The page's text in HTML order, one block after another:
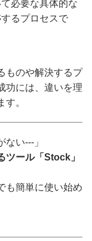
必要な具体的な
るプロセスで
ものや解決するプ
功には、違いを理
。
い---」
ツール「Stock」
も簡単に使い始め